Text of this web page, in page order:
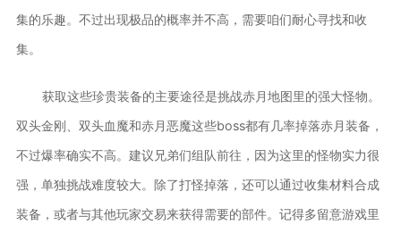
集的乐趣。不过出现极品的概率并不高，需要咱们耐心寻找和收
集。
获取这些珍贵装备的主要途径是挑战赤月地图里的强大怪物。
双头金刚、双头血魔和赤月恶魔这些boss都有几率掉落赤月装备，
不过爆率确实不高。建议兄弟们组队前往，因为这里的怪物实力很
强，单独挑战难度较大。除了打怪掉落，还可以通过收集材料合成
装备，或者与其他玩家交易来获得需要的部件。记得多留意游戏里